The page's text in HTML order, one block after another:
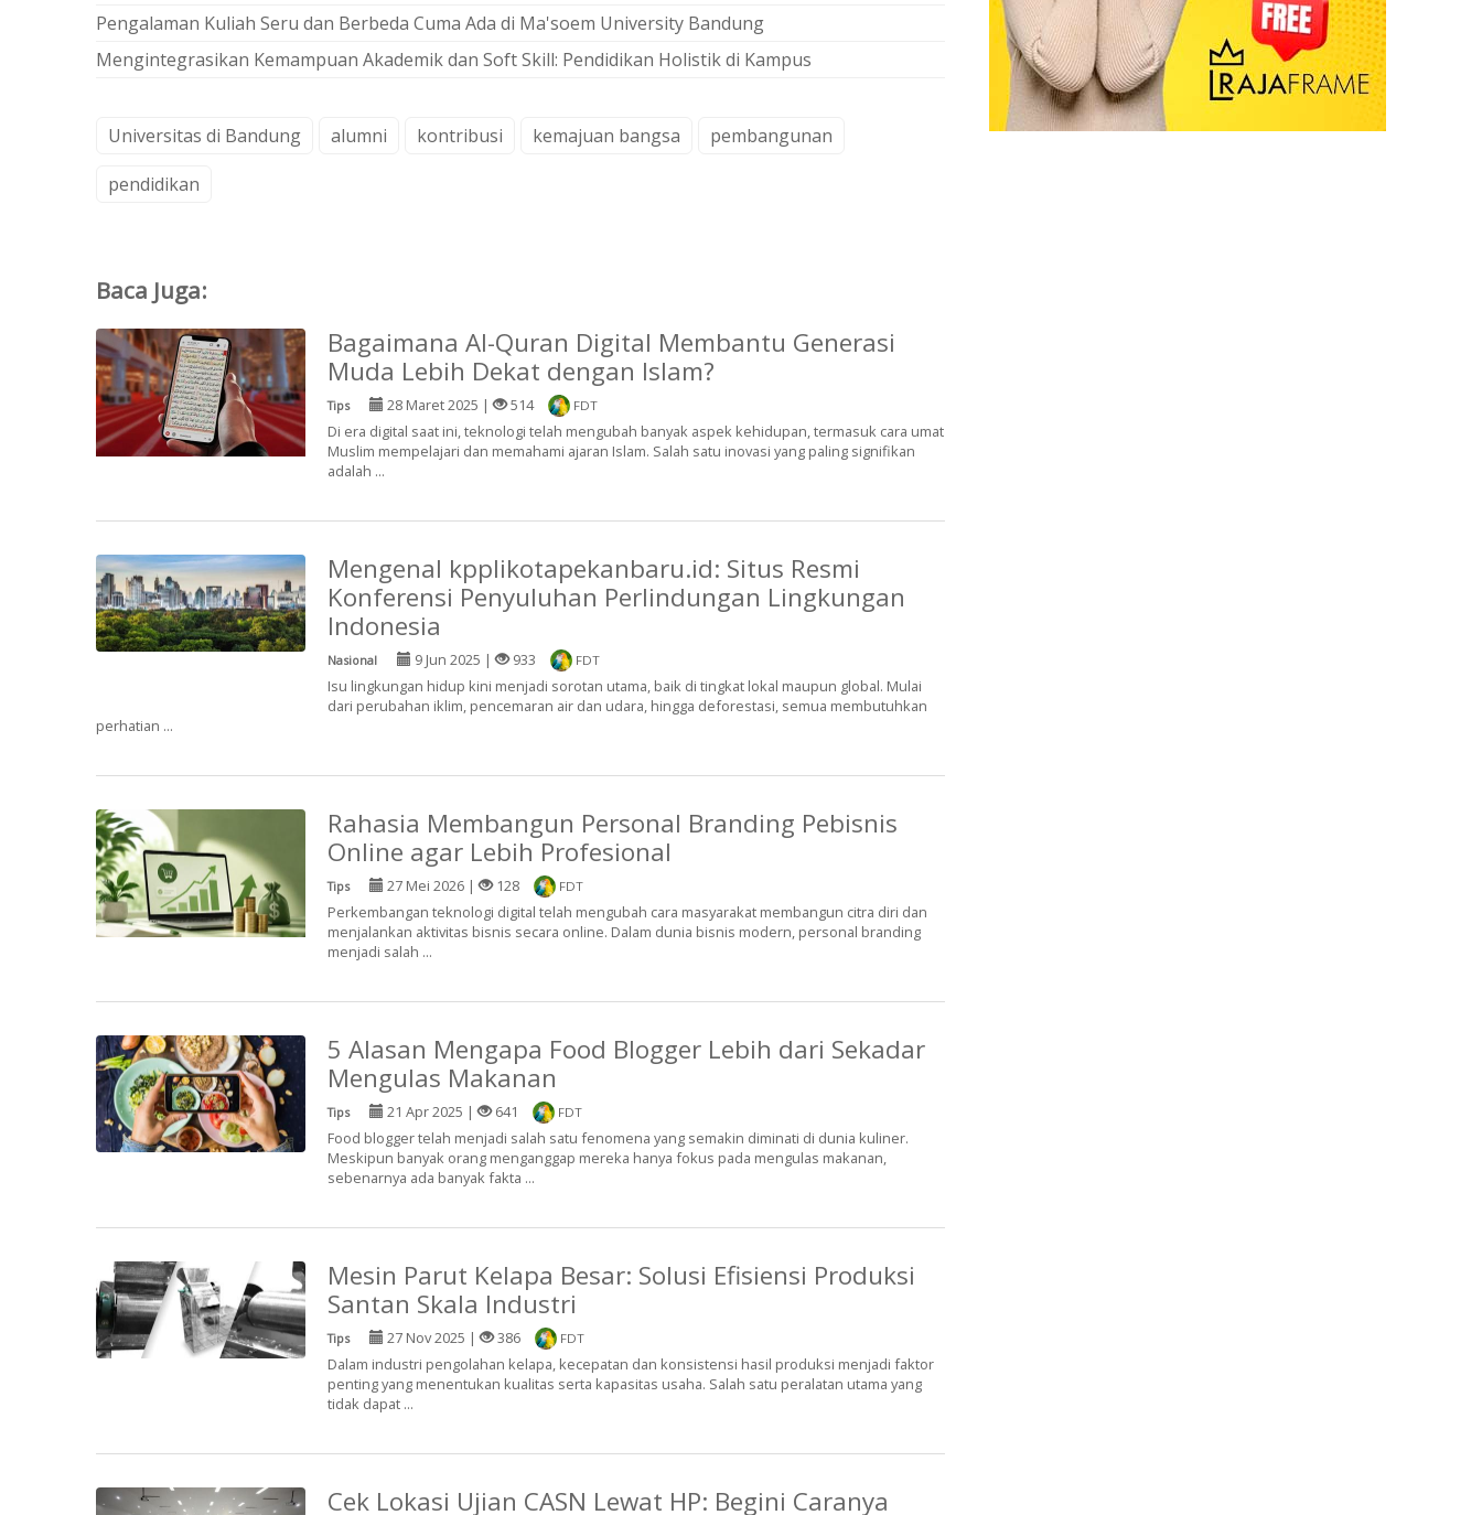
Pengalaman Kuliah Seru dan Berbeda Cuma Ada di Ma'soem University Bandung
Mengintegrasikan Kemampuan Akademik dan Soft Skill: Pendidikan Holistik di Kampus
Universitas di Bandung alumni kontribusi kemajuan bangsa
pembangunan
pendidikan
Baca Juga:
Bagaimana Al-Quran Digital Membantu Generasi
Muda Lebih Dekat dengan Islam?
Tips 28 Maret 2025 | 514 FDT
Di era digital saat ini, teknologi telah mengubah banyak aspek kehidupan, termasuk cara umat
Muslim mempelajari dan memahami ajaran Islam. Salah satu inovasi yang paling signifikan
adalah ...
Mengenal kpplikotapekanbaru.id: Situs Resmi
Konferensi Penyuluhan Perlindungan Lingkungan
Indonesia
Nasional 9 Jun 2025 | 933 FDT
Isu lingkungan hidup kini menjadi sorotan utama, baik di tingkat lokal maupun global. Mulai
dari perubahan iklim, pencemaran air dan udara, hingga deforestasi, semua membutuhkan
perhatian ...
Rahasia Membangun Personal Branding Pebisnis
Online agar Lebih Profesional
Tips 27 Mei 2026 | 128 FDT
Perkembangan teknologi digital telah mengubah cara masyarakat membangun citra diri dan
menjalankan aktivitas bisnis secara online. Dalam dunia bisnis modern, personal branding
menjadi salah ...
5 Alasan Mengapa Food Blogger Lebih dari Sekadar
Mengulas Makanan
Tips 21 Apr 2025 | 641 FDT
Food blogger telah menjadi salah satu fenomena yang semakin diminati di dunia kuliner.
Meskipun banyak orang menganggap mereka hanya fokus pada mengulas makanan,
sebenarnya ada banyak fakta ...
Mesin Parut Kelapa Besar: Solusi Efisiensi Produksi
Santan Skala Industri
Tips 27 Nov 2025 | 386 FDT
Dalam industri pengolahan kelapa, kecepatan dan konsistensi hasil produksi menjadi faktor
penting yang menentukan kualitas serta kapasitas usaha. Salah satu peralatan utama yang
tidak dapat ...
Cek Lokasi Ujian CASN Lewat HP: Begini Caranya